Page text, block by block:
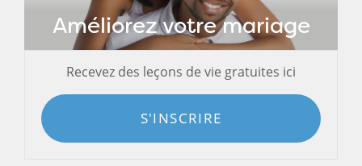
Améliorez votre mariage
Recevez des leçons de vie gratuites ici
S'INSCRIRE